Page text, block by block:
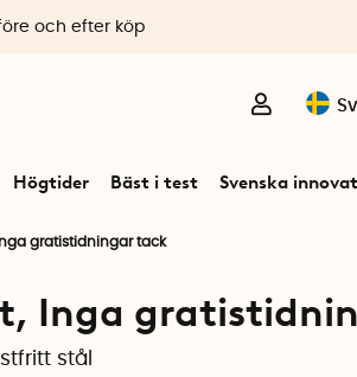
Högtider Bäst i test Svenska
och efter köp
gratistidningar tack
Inga
stål